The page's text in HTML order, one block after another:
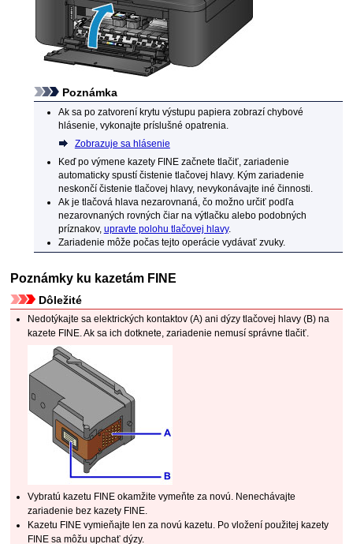
Poznámka
Ak sa po zatvorení krytu výstupu papiera zobrazí chybové
hlásenie, vykonajte príslušné opatrenia.
Zobrazuje sa hlásenie
Keď po výmene kazety FINEzačnete tlačiť, zariadenie
automaticky spustí čistenie tlačovej hlavy. Kým zariadenie
neskončí čistenie tlačovej hlavy, nevykonávajte iné činnosti.
Ak je tlačová hlava nezarovnaná, čo možno určiť podľa
nezarovnaných rovných čiar na výtlačku alebo podobných
príznakov, upravte polohu tlačovej hlavy.
Zariadenie môže počas tejto operácie vydávať zvuky.
Poznámky ku kazetám FINE
Dôležité
Nedotýkajte sa elektrických kontaktov (A) anidýzy tlačovej hlavy (B) na
kazete FINE.Ak sa ich dotknete,zariadenie nemusí správne tlačiť.
Vybratú kazetu FINE okamžite vymeňte za novú. Nenechávajte
zariadenie bez kazety FINE.
Kazetu FINE vymieňajte len za novú kazetu. Po vložení použitej kazety
FINE sa môžu upchať dýzy.